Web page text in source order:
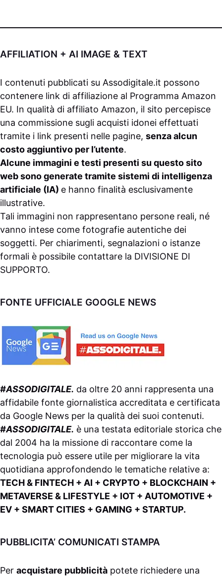
AFFILIATION + AI IMAGE & TEXT
I contenuti pubblicati su Assodigitale.it possono
contenere link di affiliazione al Programma Amazon
EU. In qualità di affiliato Amazon, il sito percepisce
una commissione sugli acquisti idonei effettuati
tramite i link presenti nelle pagine, senza alcun
costo aggiuntivo per l’utente.
Alcune immagini e testi presenti su questo sito
web sono generate tramite sistemi di intelligenza
artificiale (IA) e hanno finalità esclusivamente
illustrative.
Tali immagini non rappresentano persone reali, né
vanno intese come fotografie autentiche dei
soggetti. Per chiarimenti, segnalazioni o istanze
formali è possibile contattare la DIVISIONE DI
SUPPORTO.
FONTE UFFICIALE GOOGLE NEWS
#ASSODIGITALE. da oltre 20 anni rappresenta una
affidabile fonte giornalistica accreditata e certificata
da Google News per la qualità dei suoi contenuti.
#ASSODIGITALE. è una testata editoriale storica che
dal 2004 ha la missione di raccontare come la
tecnologia può essere utile per migliorare la vita
quotidiana approfondendo le tematiche relative a:
TECH & FINTECH + AI + CRYPTO + BLOCKCHAIN +
METAVERSE & LIFESTYLE + IOT + AUTOMOTIVE +
EV + SMART CITIES + GAMING + STARTUP.
PUBBLICITA’ COMUNICATI STAMPA
Per acquistare pubblicità potete richiedere una